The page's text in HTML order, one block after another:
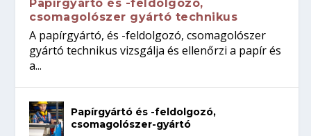
Papírgyártó és -feldolgozó,
csomagolószer gyártó technikus
A papírgyártó, és -feldolgozó, csomagolószer
gyártó technikus vizsgálja és ellenőrzi a papír és
a...
Papírgyártó és -feldolgozó,
csomagolószer-gyártó